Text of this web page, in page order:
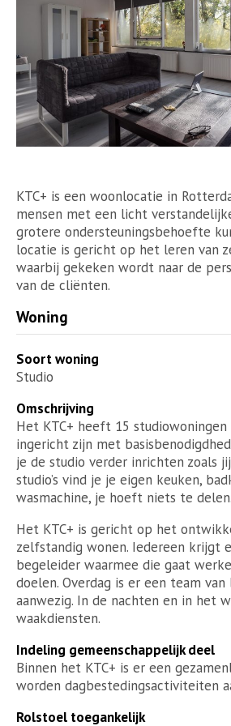
KTC+ is een woonlocatie in
mensen met een licht
grotere ondersteuningsbehoefte
locatie is gericht op het leren van
waarbij gekeken wordt naar de
van de cliënten.
Woning
Soort woning
Studio
Omschrijving
Het KTC+ heeft 15
ingericht zijn met
je de studio verder inrichten zoals
studio’s vind je je eigen keuken,
wasmachine, je hoeft niets te delen.
Het KTC+ is gericht op het
zelfstandig wonen. Iedereen krijgt
begeleider waarmee die gaat
doelen. Overdag is er een team van
aanwezig. In de nachten en in het
waakdiensten.
Indeling gemeenschappelijk deel
Binnen het KTC+ is er een
worden dagbestedingsactiviteiten
Rolstoel toegankelijk